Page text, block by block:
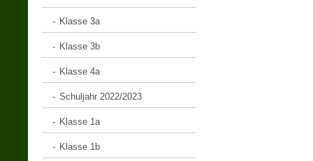
Klasse 3a
Klasse 3b
Klasse 4a
Schuljahr 2022/2023
Klasse 1a
Klasse 1b